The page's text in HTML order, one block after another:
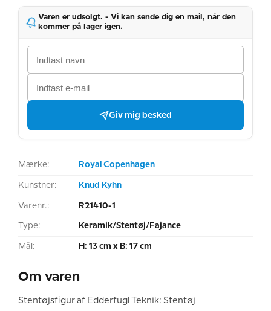
Varen er udsolgt. - Vi kan sende dig en mail, når den
kommer på lager igen.
Giv mig besked
Mærke: Royal Copenhagen
Kunstner: Knud Kyhn
Varenr.: R21410-1
Type: Keramik/Stentøj/Fajance
Mål: H: 13 cm x B: 17 cm
Om varen
Stentøjsfigur af Edderfugl Teknik: Stentøj